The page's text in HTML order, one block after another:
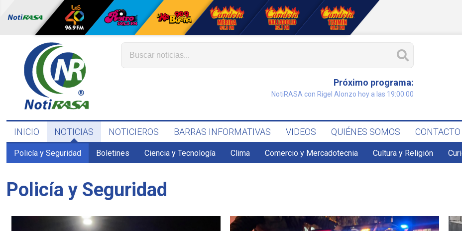
Próximo programa:
NotiRASA con Rigel Alonzo hoy a las 19:00:00
INICIO NOTICIAS NOTICIEROS BARRAS INFORMATIVAS VIDEOS QUIÉNES SOMOS CONTACTO
Policía y Seguridad Boletines Ciencia y Tecnología Clima Comercio y Mercadotecnia Cultura y Religión
Policía y Seguridad